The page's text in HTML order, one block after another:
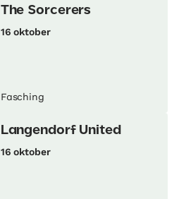
The Sorcerers
16 oktober
Fasching
Langendorf United
16 oktober